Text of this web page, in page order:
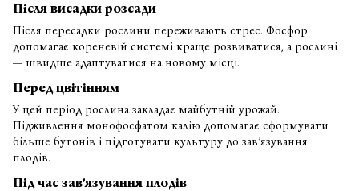
Після висадки розсади
Після пересадки рослини переживають стрес. Фосфор
допомагає кореневій системі краще розвиватися, а рослині
— швидше адаптуватися на новому місці.
Перед цвітінням
У цей період рослина закладає майбутній урожай.
Підживлення монофосфатом калію допомагає сформувати
більше бутонів і підготувати культуру до зав’язування
плодів.
Під час зав’язування плодів